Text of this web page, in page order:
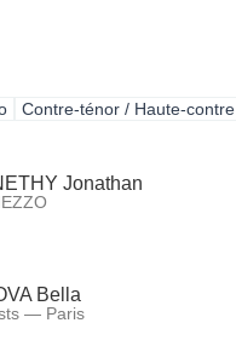
Contre-ténor / Haute-contre
Jonathan
Bella
— Paris